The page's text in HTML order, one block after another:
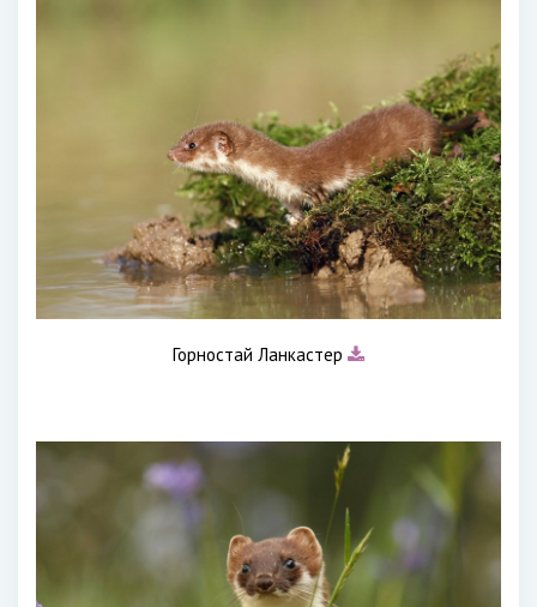
Горностай Ланкастер